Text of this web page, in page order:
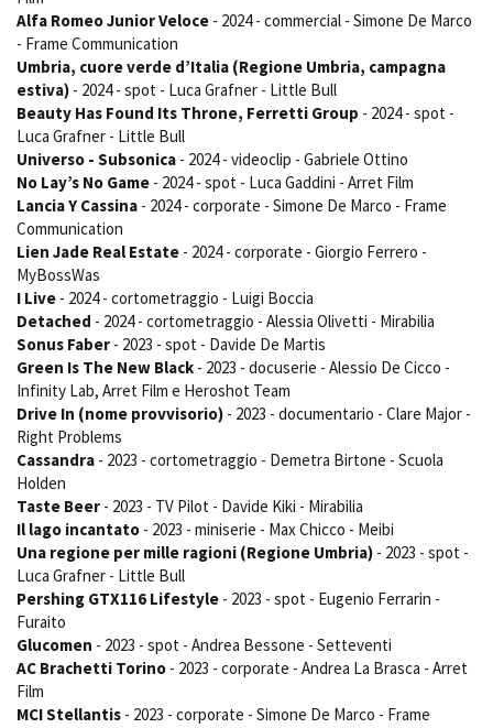
Alfa Romeo Junior Veloce - 2024 - commercial - Simone De Marco
- Frame Communication
Umbria, cuore verde d’Italia (Regione Umbria, campagna
estiva) - 2024 - spot - Luca Grafner - Little Bull
Beauty Has Found Its Throne, Ferretti Group - 2024 - spot -
Luca Grafner - Little Bull
Universo - Subsonica - 2024 - videoclip - Gabriele Ottino
No Lay’s No Game - 2024 - spot - Luca Gaddini - Arret Film
Lancia Y Cassina - 2024 - corporate - Simone De Marco - Frame
Communication
Lien Jade Real Estate - 2024 - corporate - Giorgio Ferrero -
MyBossWas
I Live - 2024 - cortometraggio - Luigi Boccia
Detached - 2024 - cortometraggio - Alessia Olivetti - Mirabilia
Sonus Faber - 2023 - spot - Davide De Martis
Green Is The New Black - 2023 - docuserie - Alessio De Cicco -
Infinity Lab, Arret Film e Heroshot Team
Drive In (nome provvisorio) - 2023 - documentario - Clare Major -
Right Problems
Cassandra - 2023 - cortometraggio - Demetra Birtone - Scuola
Holden
Taste Beer - 2023 - TV Pilot - Davide Kiki - Mirabilia
Il lago incantato - 2023 - miniserie - Max Chicco - Meibi
Una regione per mille ragioni (Regione Umbria) - 2023 - spot -
Luca Grafner - Little Bull
Pershing GTX116 Lifestyle - 2023 - spot - Eugenio Ferrarin -
Furaito
Glucomen - 2023 - spot - Andrea Bessone - Setteventi
AC Brachetti Torino - 2023 - corporate - Andrea La Brasca - Arret
Film
MCI Stellantis - 2023 - corporate - Simone De Marco - Frame